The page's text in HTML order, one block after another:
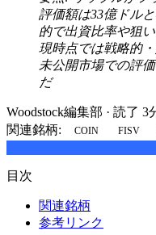
評価額は33億ドル
的で出資比率や狙
現時点では戦略的
未公開市場での評
だ
Woodstock編集部 · 読了 3
関連銘柄:
COIN FISV
目次
関連銘柄
参考リンク